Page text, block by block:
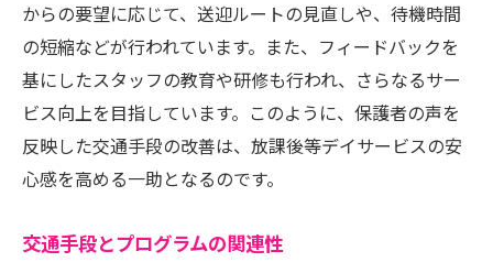
からの要望に応じて、送迎ルートの見直しや、待機時間
の短縮などが行われています。また、フィードバックを
基にしたスタッフの教育や研修も行われ、さらなるサー
ビス向上を目指しています。このように、保護者の声を
反映した交通手段の改善は、放課後等デイサービスの安
心感を高める一助となるのです。
交通手段とプログラムの関連性